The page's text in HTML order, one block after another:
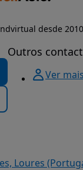
desde 2010
Outros
Ver
Loures